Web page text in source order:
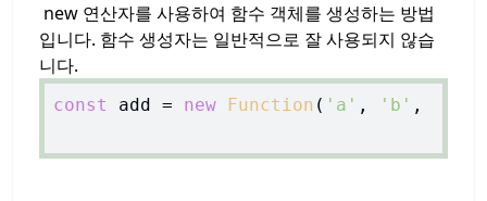
new 연산자를 사용하여 함수 객체를 생성하는 방법
입니다. 함수 생성자는 일반적으로 잘 사용되지 않습
니다.
const add = new Function ( 'a' , 'b' ,